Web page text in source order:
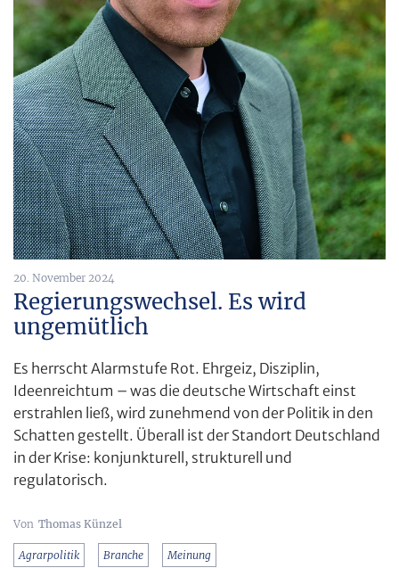
20. November 2024
Regierungswechsel. Es wird
ungemütlich
Es herrscht Alarmstufe Rot. Ehrgeiz, Disziplin,
Ideenreichtum – was die deutsche Wirtschaft einst
erstrahlen ließ, wird zunehmend von der Politik in den
Schatten gestellt. Überall ist der Standort Deutschland
in der Krise: konjunkturell, strukturell und
regulatorisch.
Thomas Künzel
Agrarpolitik Branche Meinung